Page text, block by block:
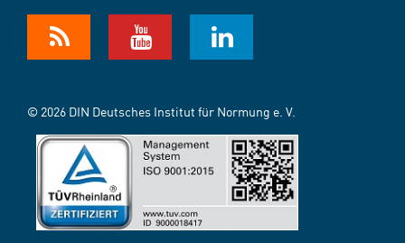
© 2026 DIN Deutsches Institut für Normung e. V.